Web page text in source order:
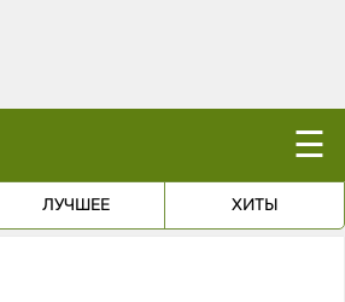
☰
ЛУЧШЕЕ ХИТЫ